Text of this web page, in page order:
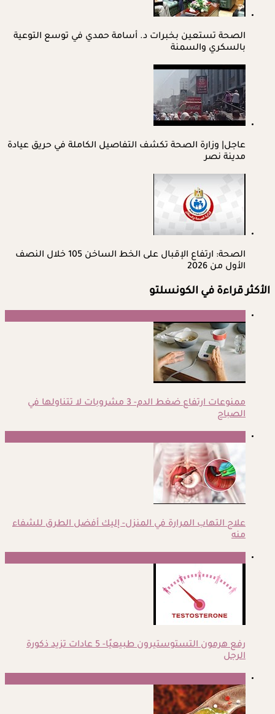
الصحة تستعين بخبرات د. أسامة حمدي في توسع التوعية
بالسكري والسمنة
عاجل| وزارة الصحة تكشف التفاصيل الكاملة في حريق عيادة
مدينة نصر
الصحة: ارتفاع الإقبال على الخط الساخن 105 خلال النصف
الأول من 2026
الأكثر قراءة في الكونسلتو
ممنوعات ارتفاع ضغط الدم- 3 مشروبات لا تتناولها في
الصباح
علاج التهاب المرارة في المنزل- إليك أفضل الطرق للشفاء
منه
رفع هرمون التستوستيرون طبيعيًا- 5 عادات تزيد ذكورة
الرجل